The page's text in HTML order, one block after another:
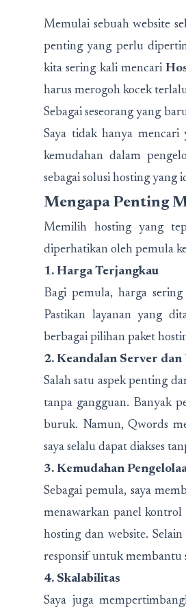
Memulai sebuah website
penting yang perlu
kita sering kali mencari
harus merogoh kocek
Sebagai seseorang yang
Saya tidak hanya mencari
kemudahan dalam
sebagai solusi hosting yang
Mengapa Penting
Memilih hosting yang
diperhatikan oleh pemula
1. Harga Terjangkau
Bagi pemula, harga
Pastikan layanan yang
berbagai pilihan paket
2. Keandalan Server
Salah satu aspek penting
tanpa gangguan. Banyak
buruk. Namun, Qwords
saya selalu dapat diakses
3. Kemudahan
Sebagai pemula, saya
menawarkan panel kontrol
hosting dan website.
responsif untuk membantu
4. Skalabilitas
Saya juga